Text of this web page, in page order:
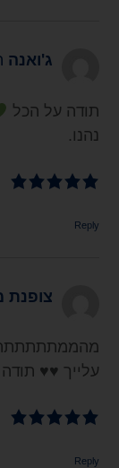
ג'ואנה
תודה על הכל
נהנו.
Reply
צופנת
עלייך ♥️♥️
Reply